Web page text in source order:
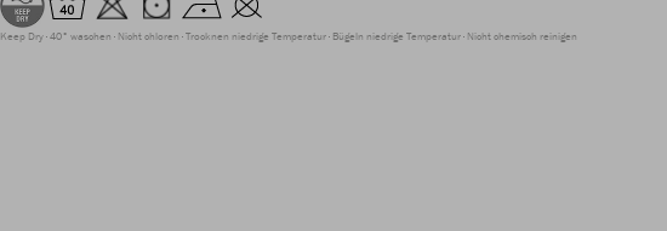
Keep Dry 40° waschen Nicht chloren Trocknen niedrige Temperatur Bügeln niedrige Temperatur Nicht chemisch reinigen